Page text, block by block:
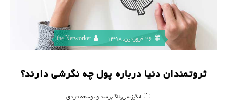
26 فروردین, 1398 the Networker
ثروتمندان دنیا درباره پول چه نگرشی دارند؟
انگیزشی,بلاگ,رشد و توسعه فردی